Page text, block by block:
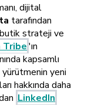
dijital
tarafından
strateji ve
Tribe'ın
kapsamlı
yeni
hakkında daha
LinkedIn